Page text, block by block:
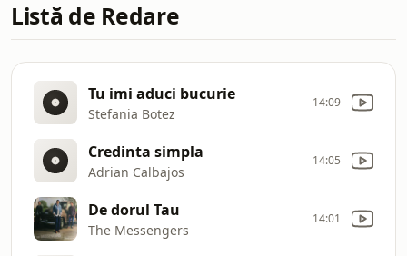
Listă de Redare
Tu imi aduci bucurie
Stefania Botez
14:09
Credinta simpla
Adrian Calbajos
14:05
De dorul Tau
The Messengers
14:01